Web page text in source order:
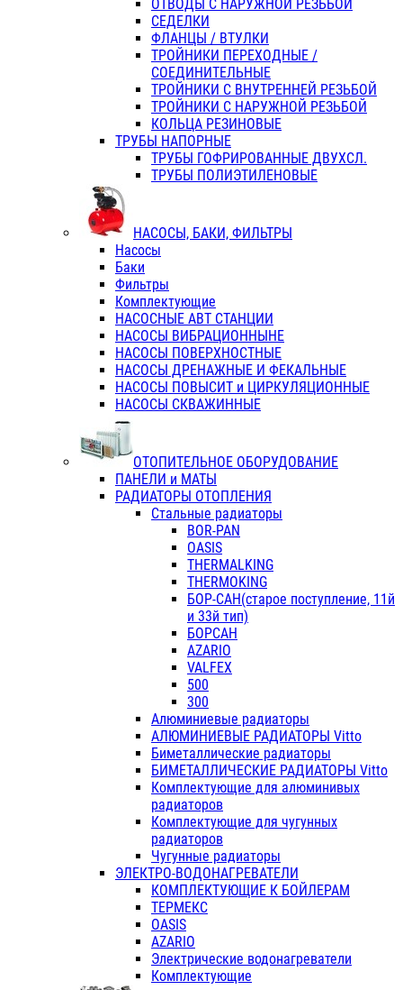
ОТВОДЫ С НАРУЖНОЙ РЕЗЬБОЙ
СЕДЕЛКИ
ФЛАНЦЫ / ВТУЛКИ
ТРОЙНИКИ ПЕРЕХОДНЫЕ /
СОЕДИНИТЕЛЬНЫЕ
ТРОЙНИКИ С ВНУТРЕННЕЙ РЕЗЬБОЙ
ТРОЙНИКИ С НАРУЖНОЙ РЕЗЬБОЙ
КОЛЬЦА РЕЗИНОВЫЕ
ТРУБЫ НАПОРНЫЕ
ТРУБЫ ГОФРИРОВАННЫЕ ДВУХСЛ.
ТРУБЫ ПОЛИЭТИЛЕНОВЫЕ
НАСОСЫ, БАКИ, ФИЛЬТРЫ
Насосы
Баки
Фильтры
Комплектующие
НАСОСНЫЕ АВТ СТАНЦИИ
НАСОСЫ ВИБРАЦИОННЫНЕ
НАСОСЫ ПОВЕРХНОСТНЫЕ
НАСОСЫ ДРЕНАЖНЫЕ И ФЕКАЛЬНЫЕ
НАСОСЫ ПОВЫСИТ и ЦИРКУЛЯЦИОННЫЕ
НАСОСЫ СКВАЖИННЫЕ
ОТОПИТЕЛЬНОЕ ОБОРУДОВАНИЕ
ПАНЕЛИ и МАТЫ
РАДИАТОРЫ ОТОПЛЕНИЯ
Стальные радиаторы
BOR-PAN
OASIS
THERMALKING
THERMOKING
БОР-САН(старое поступление, 11й
и 33й тип)
БОРСАН
AZARIO
VALFEX
500
300
Алюминиевые радиаторы
АЛЮМИНИЕВЫЕ РАДИАТОРЫ Vitto
Биметаллические радиаторы
БИМЕТАЛЛИЧЕСКИЕ РАДИАТОРЫ Vitto
Комплектующие для алюминивых
радиаторов
Комплектующие для чугунных
радиаторов
Чугунные радиаторы
ЭЛЕКТРО-ВОДОНАГРЕВАТЕЛИ
КОМПЛЕКТУЮЩИЕ К БОЙЛЕРАМ
ТЕРМЕКС
OASIS
AZARIO
Электрические водонагреватели
Комплектующие